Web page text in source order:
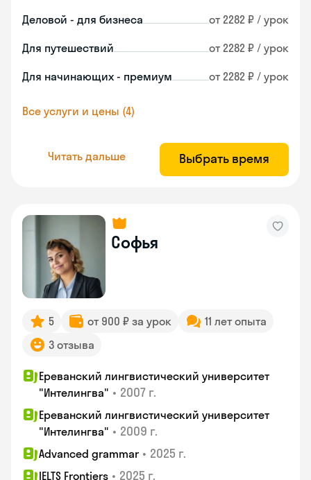
Деловой - для бизнеса от 2282 ₽ / урок
Для путешествий от 2282 ₽ / урок
Для начинающих - премиум от 2282 ₽ / урок
Все услуги и цены (4)
Читать дальше Выбрать время
Софья
5 от 900 ₽ за урок
11 лет опыта
3 отзыва
Ереванский лингвистический университет
"Интелингва" • 2007 г.
Ереванский лингвистический университет
"Интелингва" • 2009 г.
Advanced grammar • 2025 г.
IELTS Frontiers • 2025 г.